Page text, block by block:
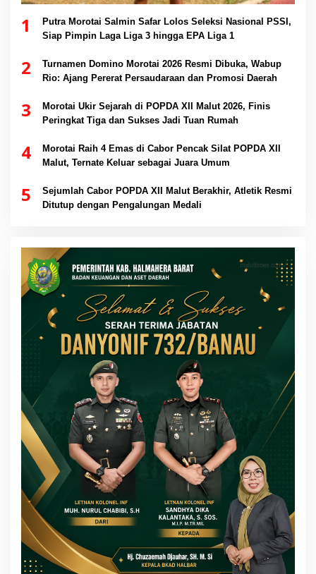
1
Putra Morotai Salmin Safar Lolos Seleksi Nasional PSSI,
Siap Pimpin Laga Liga 3 hingga EPA Liga 1
2
Turnamen Domino Morotai 2026 Resmi Dibuka, Wabup
Rio: Ajang Pererat Persaudaraan dan Promosi Daerah
3
Morotai Ukir Sejarah di POPDA XII Malut 2026, Finis
Peringkat Tiga dan Sukses Jadi Tuan Rumah
4
Morotai Raih 4 Emas di Cabor Pencak Silat POPDA XII
Malut, Ternate Keluar sebagai Juara Umum
5
Sejumlah Cabor POPDA XII Malut Berakhir, Atletik Resmi
Ditutup dengan Pengalungan Medali